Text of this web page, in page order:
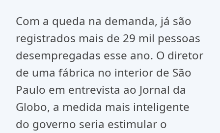
Com a queda na demanda, já são
registrados mais de 29 mil pessoas
desempregadas esse ano. O diretor
de uma fábrica no interior de São
Paulo em entrevista ao Jornal da
Globo, a medida mais inteligente
do governo seria estimular o